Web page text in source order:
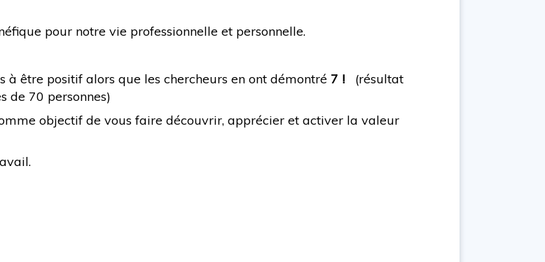
pour notre vie professionnelle et personnelle.
à être positif alors que les chercheurs en ont démontré 7 !
(résultat
de 70 personnes)
objectif de vous faire découvrir, apprécier et activer la valeur